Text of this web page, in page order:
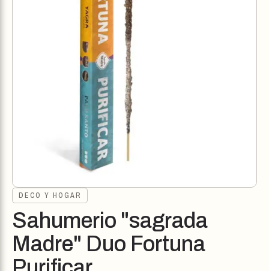
DECO Y HOGAR
Sahumerio "sagrada
Madre" Duo Fortuna